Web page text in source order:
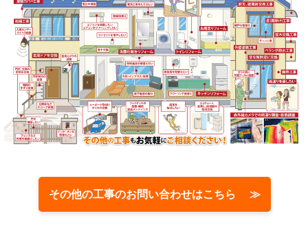
その他の工事のお問い合わせはこちら ≫